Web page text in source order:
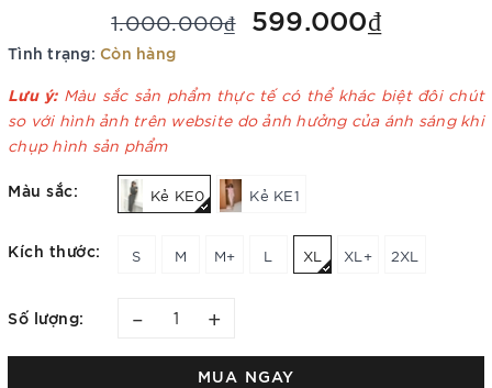
1.000.000₫ 599.000₫
Tình trạng: Còn hàng
Lưu ý: Màu sắc sản phẩm thực tế có thể khác biệt đôi chút
so với hình ảnh trên website do ảnh hưởng của ánh sáng khi
chụp hình sản phẩm
Màu sắc: Kẻ KE0 Kẻ KE1
Kích thước: S M M+ L XL XL+ 2XL
Số lượng: – +
MUA NGAY